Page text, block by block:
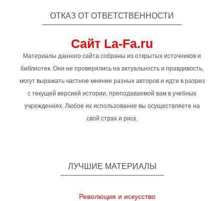
ОТКАЗ ОТ ОТВЕТСТВЕННОСТИ
Сайт La-Fa.ru
Материалы данного сайта собраны из открытых источников и
библиотек. Они не проверялись на актуальность и правдивость,
могут выражать частное мнение разных авторов и идти в разрез
с текущей версией истории, преподаваемой вам в учебных
учреждениях. Любое их использование вы осуществляете на
свой страх и риск.
ЛУЧШИЕ МАТЕРИАЛЫ
Революция и искусство